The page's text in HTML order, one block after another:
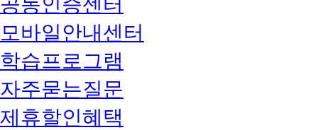
모바일안내센터
학습프로그램
자주묻는질문
제휴할인혜택